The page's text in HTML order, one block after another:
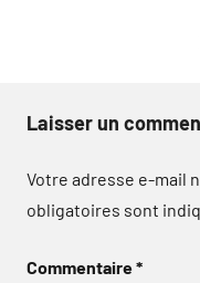
Laisser un
Votre adresse e-mail
obligatoires sont
Commentaire*